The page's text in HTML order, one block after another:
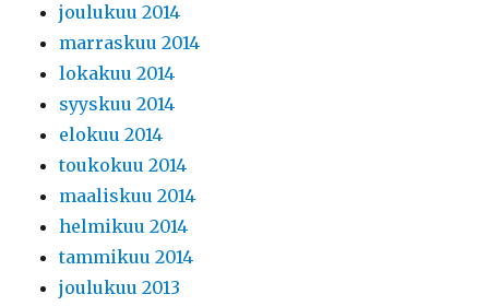
joulukuu 2014
marraskuu 2014
lokakuu 2014
syyskuu 2014
elokuu 2014
toukokuu 2014
maaliskuu 2014
helmikuu 2014
tammikuu 2014
joulukuu 2013